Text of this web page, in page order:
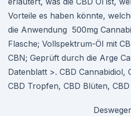
Vorteile es haben könnte,
die Anwendung 500mg
Flasche; Vollspektrum-Öl mit
CBN; Geprüft durch die Arge
Datenblatt >. CBD Cannabidiol,
CBD Tropfen, CBD Blüten,